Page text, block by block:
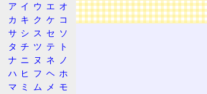
広告
ア イ ウ エ オ
カ キ ク ケ コ
サ シ ス セ ソ
タ チ ツ テ
ト
ナ ニ ヌ ネ
ノ
ハ ヒ フ ヘ ホ
マ ミ ム メ
モ